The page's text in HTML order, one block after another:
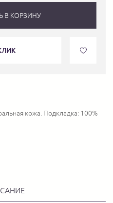
В КОРЗИНУ
кожа. Подкладка: 100%